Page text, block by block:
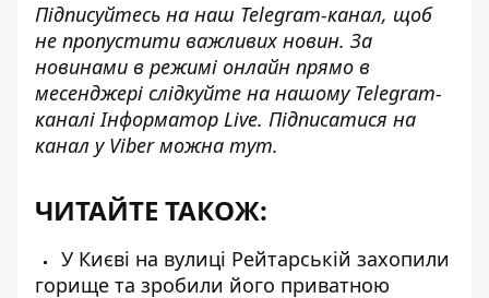
Підписуйтесь на наш Telegram-канал, щоб
не пропустити важливих новин. За
новинами в режимі онлайн прямо в
месенджері слідкуйте на нашому Telegram-
каналіІнформатор Live. Підписатися на
канал у Viber можна тут.
ЧИТАЙТЕ ТАКОЖ:
У Києві на вулиці Рейтарській захопили
горище та зробили його приватною